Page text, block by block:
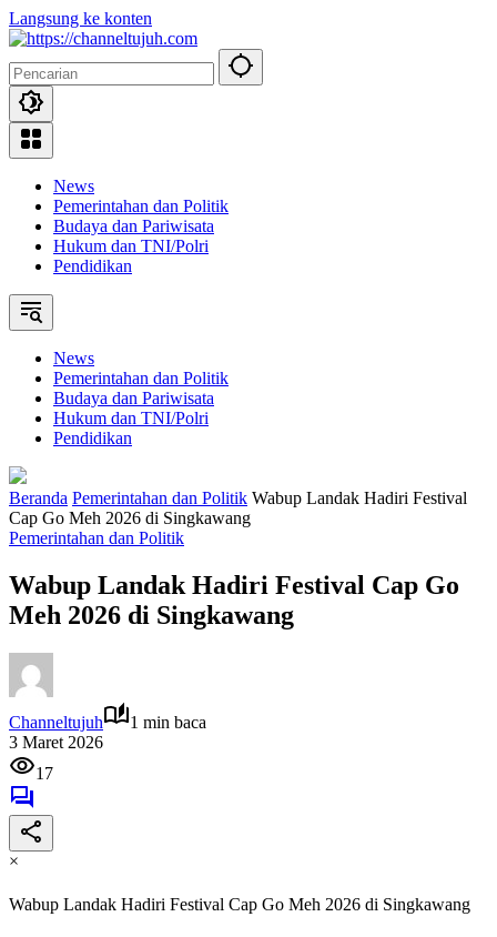
Langsung ke konten
News
Pemerintahan dan Politik
Budaya dan Pariwisata
Hukum dan TNI/Polri
Pendidikan
News
Pemerintahan dan Politik
Budaya dan Pariwisata
Hukum dan TNI/Polri
Pendidikan
Beranda Pemerintahan dan Politik Wabup Landak Hadiri Festival
Cap Go Meh 2026 di Singkawang
Pemerintahan dan Politik
Wabup Landak Hadiri Festival Cap Go
Meh 2026 di Singkawang
Channeltujuh
1 min baca
3 Maret 2026
17
×
Wabup Landak Hadiri Festival Cap Go Meh 2026 di Singkawang